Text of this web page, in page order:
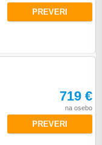
PREVERI
719 €
na osebo
PREVERI